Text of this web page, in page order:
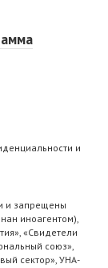
и
и запрещены
иноагентом),
«Свидетели
союз»,
сектор», УНА-